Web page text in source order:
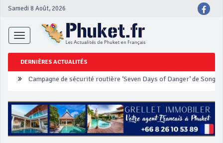
Samedi 8 Août, 2026
Toggle
navigation
DERNIÈRES ACTUALITÉS
Un touriste français blessé en se faisant arracher son collier en
Phuket Peranakan Festival
‘Phuket Eye’ assurera la sécurité pendant Songkran